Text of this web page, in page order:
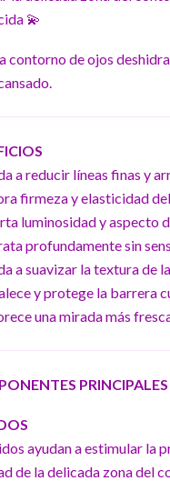
💫
contorno de ojos
a reducir líneas finas y
firmeza y elasticidad
luminosidad y aspecto
profundamente sin
a suavizar la textura de
y protege la barrera
una mirada más
ayudan a estimular la
de la delicada zona del